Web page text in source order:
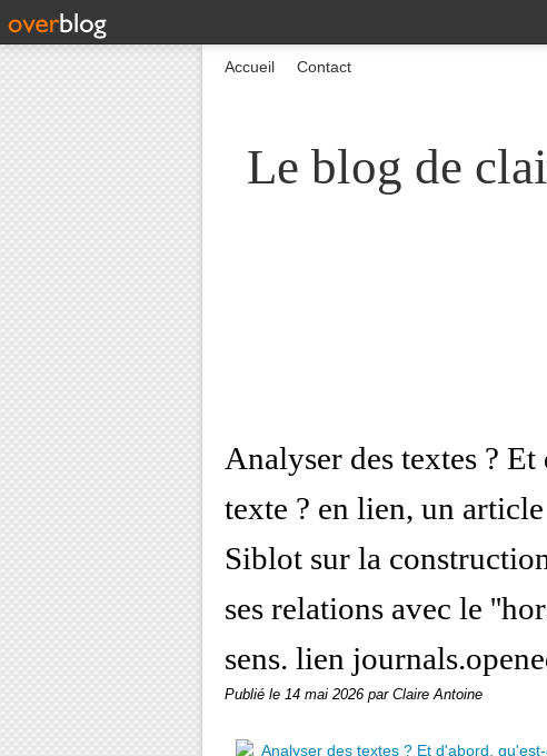
Le blog de
Accueil Contact
Analyser des textes ?
texte ? en lien, un
Siblot sur la
ses relations avec le
sens. lien
Publié le 14 mai 2026 par Claire Antoine